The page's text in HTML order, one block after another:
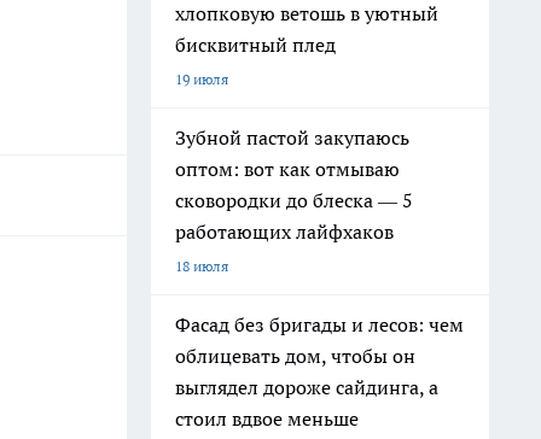
хлопковую ветошь в уютный
бисквитный плед
19 июля
Зубной пастой закупаюсь
оптом: вот как отмываю
сковородки до блеска — 5
работающих лайфхаков
18 июля
Фасад без бригады и лесов: чем
облицевать дом, чтобы он
выглядел дороже сайдинга, а
стоил вдвое меньше